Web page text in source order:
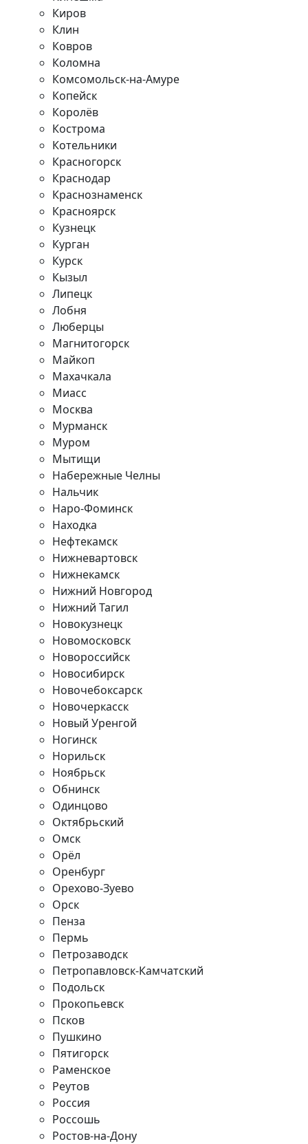
Киров
Клин
Ковров
Коломна
Комсомольск-на-Амуре
Копейск
Королёв
Кострома
Котельники
Красногорск
Краснодар
Краснознаменск
Красноярск
Кузнецк
Курган
Курск
Кызыл
Липецк
Лобня
Люберцы
Магнитогорск
Майкоп
Махачкала
Миасс
Москва
Мурманск
Муром
Мытищи
Набережные Челны
Нальчик
Наро-Фоминск
Находка
Нефтекамск
Нижневартовск
Нижнекамск
Нижний Новгород
Нижний Тагил
Новокузнецк
Новомосковск
Новороссийск
Новосибирск
Новочебоксарск
Новочеркасск
Новый Уренгой
Ногинск
Норильск
Ноябрьск
Обнинск
Одинцово
Октябрьский
Омск
Орёл
Оренбург
Орехово-Зуево
Орск
Пенза
Пермь
Петрозаводск
Петропавловск-Камчатский
Подольск
Прокопьевск
Псков
Пушкино
Пятигорск
Раменское
Реутов
Россия
Россошь
Ростов-на-Дону